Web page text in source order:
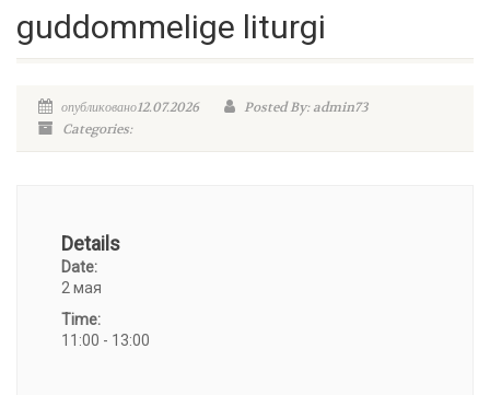
guddommelige liturgi
опубликовано12.07.2026
Posted By: admin73
Categories:
Details
Date:
2 мая
Time:
11:00 - 13:00